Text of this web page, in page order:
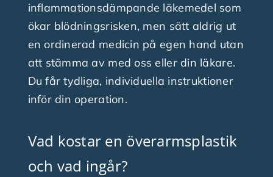
inflammationsdämpande läkemedel som
ökar blödningsrisken, men sätt aldrig ut
en ordinerad medicin på egen hand utan
att stämma av med oss eller din läkare.
Du får tydliga, individuella instruktioner
inför din operation.
Vad kostar en överarmsplastik
och vad ingår?